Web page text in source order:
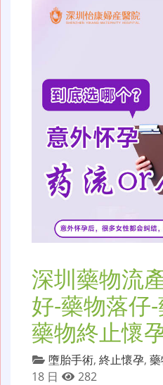
深圳藥物流
好-藥物落仔
藥物終止懷
墮胎手術, 終止懷孕,
18 日
282